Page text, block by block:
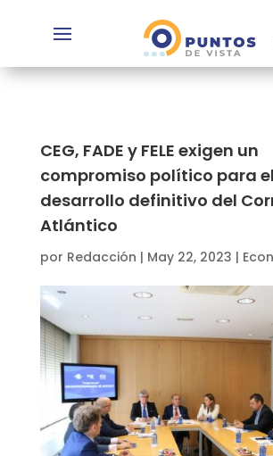
CEG, FADE y FELE exigen un
compromiso político para el
desarrollo definitivo del
Atlántico
por Redacción | May 22, 2023 |